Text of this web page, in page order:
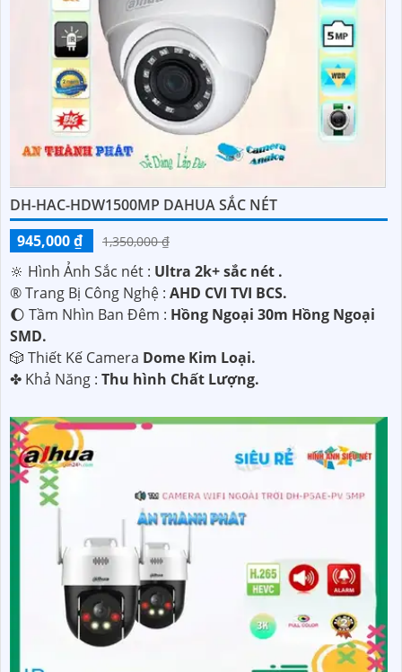
DH-HAC-HDW1500MP DAHUA SẮC NÉT
945,000 ₫
1,350,000 ₫
🔆 Hình Ảnh Sắc nét : Ultra 2k+ sắc nét .
®️ Trang Bị Công Nghệ : AHD CVI TVI BCS.
🌔 Tầm Nhìn Ban Đêm : Hồng Ngoại 30m Hồng Ngoại
SMD.
🎲 Thiết Kế Camera Dome Kim Loại.
️✤ Khả Năng : Thu hình Chất Lượng.